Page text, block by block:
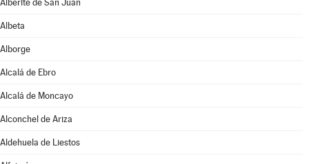
Alberite de San Juan
Albeta
Alborge
Alcalá de Ebro
Alcalá de Moncayo
Alconchel de Ariza
Aldehuela de Liestos